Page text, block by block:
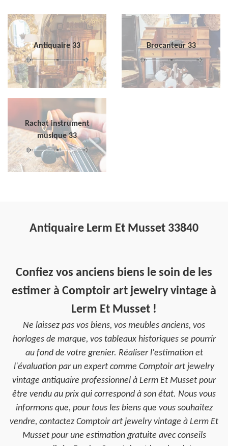
Antiquaire 33 Brocanteur 33
Rachat instrument
musique 33
Antiquaire Lerm Et Musset 33840
Confiez vos anciens biens le soin de les
estimer à Comptoir art jewelry vintage à
Lerm Et Musset !
Ne laissez pas vos biens, vos meubles anciens, vos
horloges de marque, vos tableaux historiques se pourrir
au fond de votre grenier. Réaliser l'estimation et
l'évaluation par un expert comme Comptoir art jewelry
vintage antiquaire professionnel à Lerm Et Musset pour
être vendu au prix qui correspond à son état. Nous vous
informons que, pour tous les biens que vous souhaitez
vendre, contactez Comptoir art jewelry vintage à Lerm Et
Musset pour une estimation gratuite avec conseils